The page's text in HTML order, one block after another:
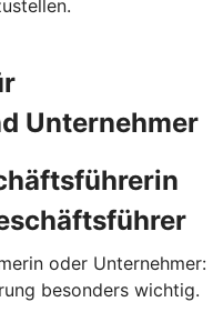
Unternehmer
oder Unternehmer:
besonders wichtig.